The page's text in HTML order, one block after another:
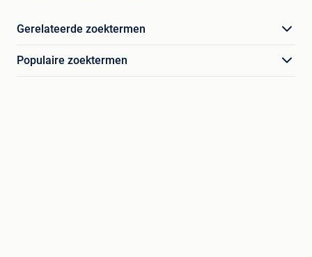
Gerelateerde zoektermen
Populaire zoektermen